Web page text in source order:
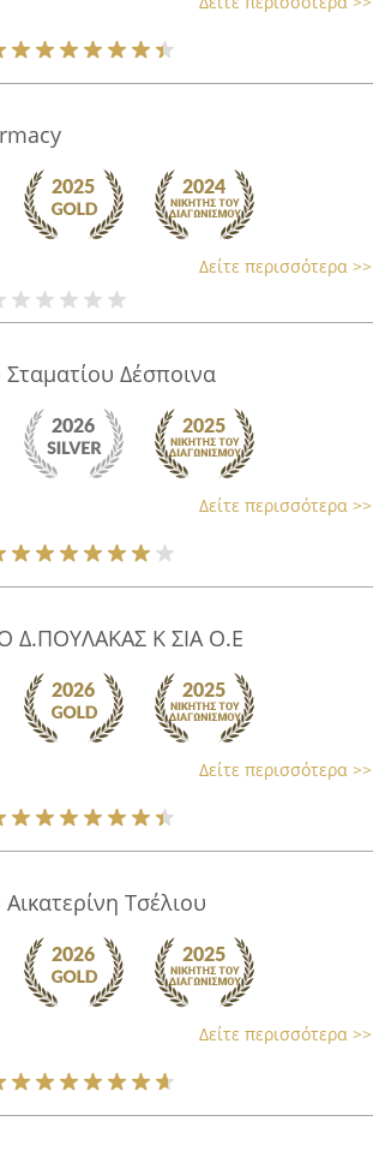
Δείτε περισσότερα >>
Δέσποινα
Δείτε περισσότερα >>
Δ.ΠΟΥΛΑΚΑΣ Κ ΣΙΑ Ο.Ε
Δείτε περισσότερα >>
Τσέλιου
Δείτε περισσότερα >>